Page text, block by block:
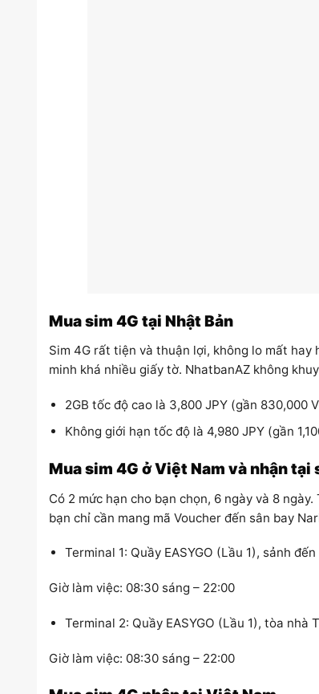
Mua sim 4G tại Nhật Bản
Sim 4G rất tiện và thuận lợi, không lo mất hay
minh khá nhiều giấy tờ. NhatbanAZ không
2GB tốc độ cao là 3,800 JPY (gần 830,000
Không giới hạn tốc độ là 4,980 JPY (gần
Mua sim 4G ở Việt Nam và nhận tại
Có 2 mức hạn cho bạn chọn, 6 ngày và 8
bạn chỉ cần mang mã Voucher đến sân bay
Terminal 1: Quầy EASYGO (Lầu 1), sảnh
Giờ làm việc: 08:30 sáng – 22:00
Terminal 2: Quầy EASYGO (Lầu 1), tòa nhà
Giờ làm việc: 08:30 sáng – 22:00